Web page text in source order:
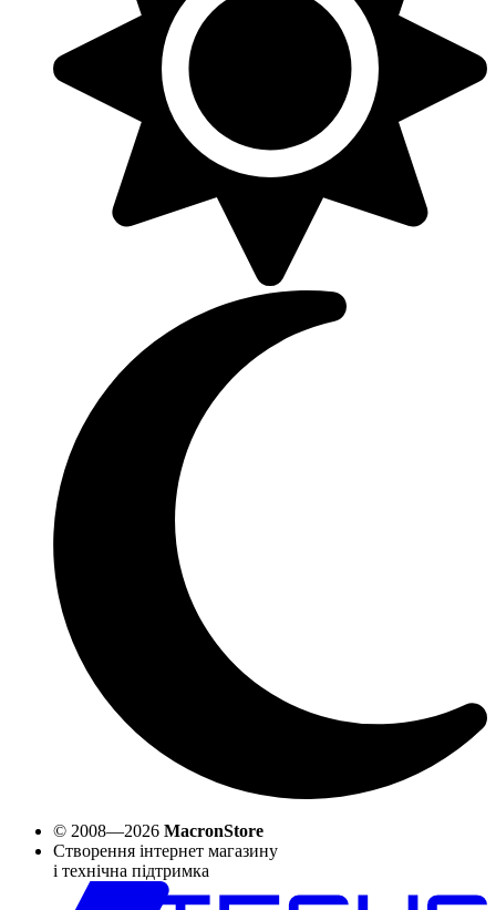
© 2008—2026 MacronStore
Створення інтернет магазину
і технічна підтримка